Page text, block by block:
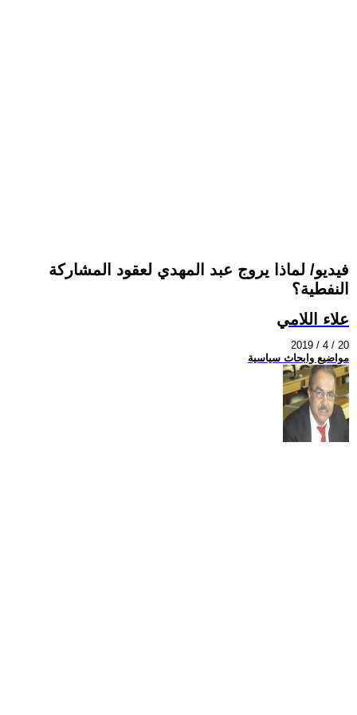
فيديو/ لماذا يروج عبد المهدي لعقود المشاركة
النفطية؟
علاء اللامي
2019 / 4 / 20
مواضيع وابحاث سياسية